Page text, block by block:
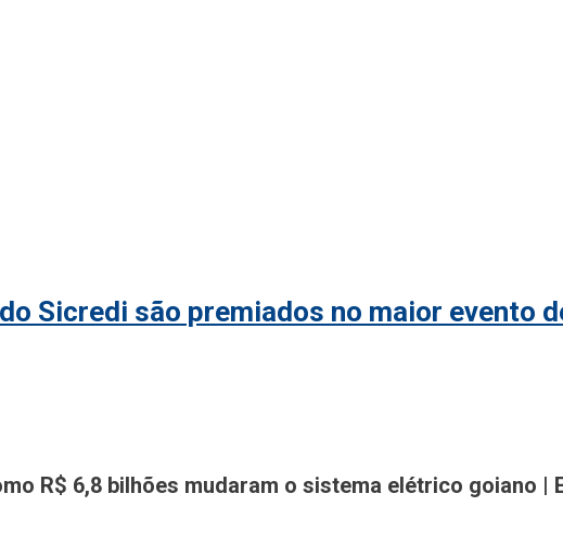
Sicredi são premiados no maior evento
de Rio Verde e Região
R$ 6,8 bilhões mudaram o sistema elétrico goiano |